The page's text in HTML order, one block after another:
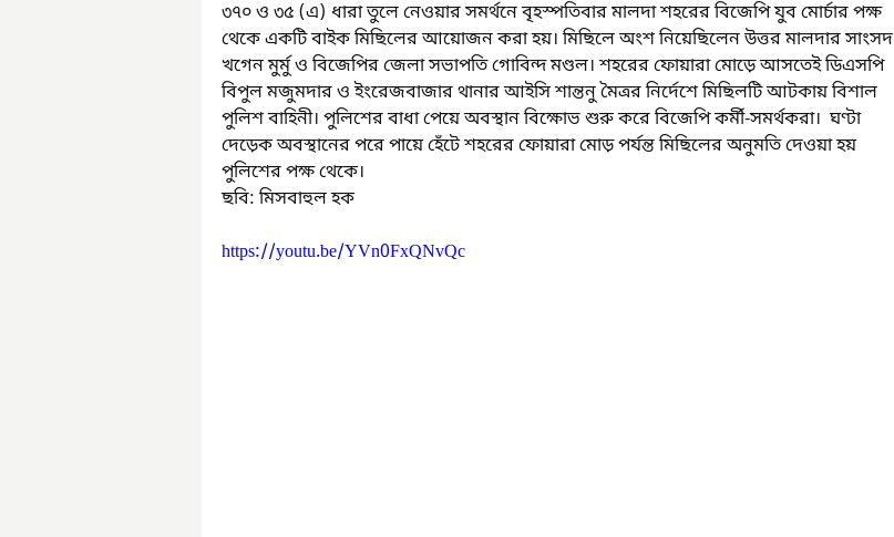
৩৭০ ও ৩৫ (এ) ধারা তুলে নেওয়ার সমর্থনে বৃহস্পতিবার মালদা শহরের বিজেপি যুব মোর্চার পক্ষ
থেকে একটি বাইক মিছিলের আয়োজন করা হয়। মিছিলে অংশ নিয়েছিলেন উত্তর মালদার সাংসদ
খগেন মুর্মু ও বিজেপির জেলা সভাপতি গোবিন্দ মণ্ডল। শহরের ফোয়ারা মোড়ে আসতেই ডিএসপি
বিপুল মজুমদার ও ইংরেজবাজার থানার আইসি শান্তনু মৈত্রর নির্দেশে মিছিলটি আটকায় বিশাল
পুলিশ বাহিনী। পুলিশের বাধা পেয়ে অবস্থান বিক্ষোভ শুরু করে বিজেপি কর্মী-সমর্থকরা।  ঘণ্টা
দেড়েক অবস্থানের পরে পায়ে হেঁটে শহরের ফোয়ারা মোড় পর্যন্ত মিছিলের অনুমতি দেওয়া হয়
পুলিশের পক্ষ থেকে।
ছবি: মিসবাহুল হক
https://youtu.be/YVn0FxQNvQc